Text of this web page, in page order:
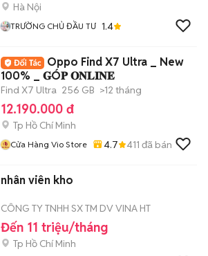
Hà Nội
TRƯỜNG CHỦ ĐẦU TƯ 1.4
Oppo Find X7 Ultra _ New
100% _ 𝐆Ó𝐏 𝐎𝐍𝐋𝐈𝐍𝐄
Find X7 Ultra 256 GB >12 tháng
12.190.000 đ
Tp Hồ Chí Minh
Cửa Hàng Vio Store 4.7 411 đã bán
nhân viên kho
CÔNG TY TNHH SX TM DV VINA HT
Đến 11 triệu/tháng
Tp Hồ Chí Minh